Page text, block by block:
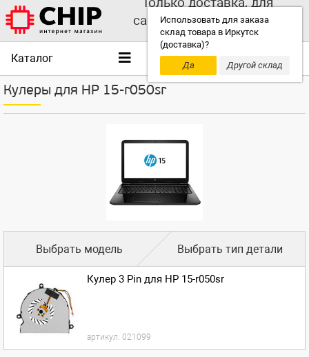
Использовать для заказа
склад товара в Иркутск
(доставка)?
Да
Другой склад
самовывоза выбирайте
другой склад!
Каталог
Кулеры для HP 15-r050sr
Выбрать модель Выбрать тип детали
Кулер 3 Pin для HP 15-r050sr
артикул: 021099